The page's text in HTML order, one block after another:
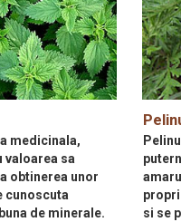
medicinala,
valoarea sa
obtinerea unor
cunoscuta
de minerale.
si se